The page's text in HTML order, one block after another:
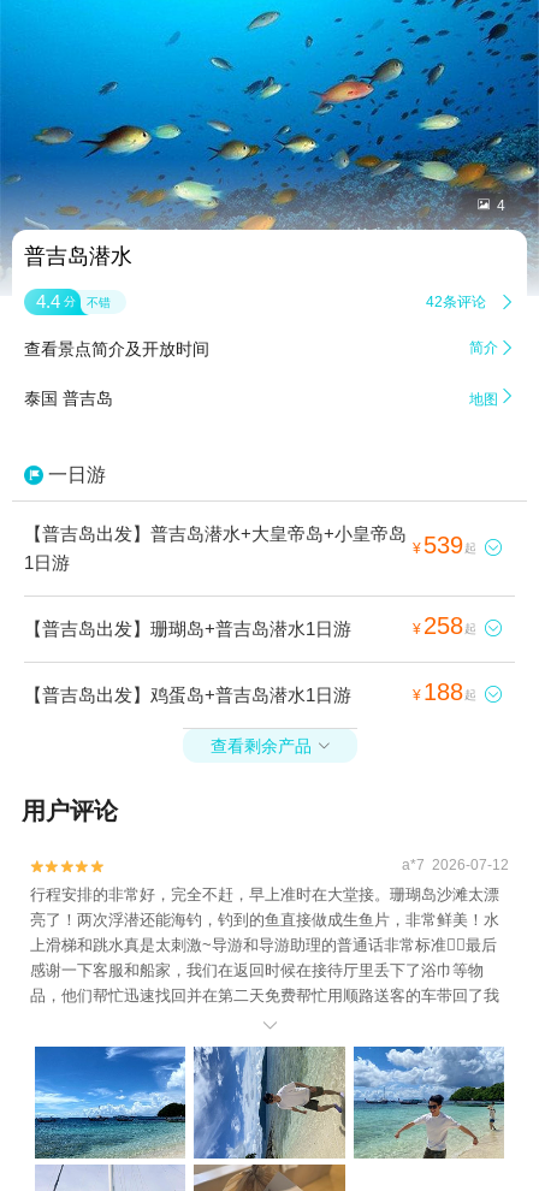
 4
普吉岛潜水
4.4 分 不错 42条评论 
查看景点简介及开放时间 简介 
泰国 普吉岛 地图 
一日游
【普吉岛出发】普吉岛潜水+大皇帝岛+小皇帝岛
1日游
¥ 539起 
【普吉岛出发】珊瑚岛+普吉岛潜水1日游 ¥ 258起 
【普吉岛出发】鸡蛋岛+普吉岛潜水1日游 ¥ 188起 
查看剩余产品 
用户评论

 a*7 2026-07-12
行程安排的非常好，完全不赶，早上准时在大堂接。珊瑚岛沙滩太漂
亮了！两次浮潜还能海钓，钓到的鱼直接做成生鱼片，非常鲜美！水
上滑梯和跳水真是太刺激~导游和导游助理的普通话非常标准👍🏻最后
感谢一下客服和船家，我们在返回时候在接待厅里丢下了浴巾等物
品，他们帮忙迅速找回并在第二天免费帮忙用顺路送客的车带回了我
们住的酒店，细心服务让我很感动！
